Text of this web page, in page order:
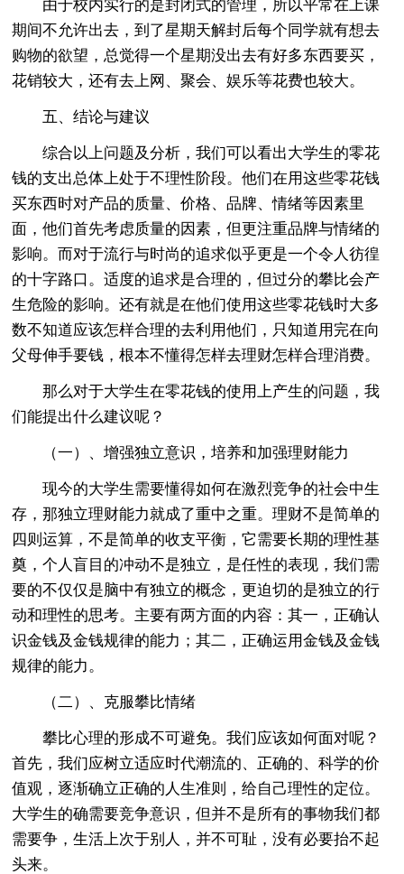
由于校内实行的是封闭式的管理，所以平常在上课
期间不允许出去，到了星期天解封后每个同学就有想去
购物的欲望，总觉得一个星期没出去有好多东西要买，
花销较大，还有去上网、聚会、娱乐等花费也较大。
五、结论与建议
综合以上问题及分析，我们可以看出大学生的零花
钱的支出总体上处于不理性阶段。他们在用这些零花钱
买东西时对产品的质量、价格、品牌、情绪等因素里
面，他们首先考虑质量的因素，但更注重品牌与情绪的
影响。而对于流行与时尚的追求似乎更是一个令人彷徨
的十字路口。适度的追求是合理的，但过分的攀比会产
生危险的影响。还有就是在他们使用这些零花钱时大多
数不知道应该怎样合理的去利用他们，只知道用完在向
父母伸手要钱，根本不懂得怎样去理财怎样合理消费。
那么对于大学生在零花钱的使用上产生的问题，我
们能提出什么建议呢？
（一）、增强独立意识，培养和加强理财能力
现今的大学生需要懂得如何在激烈竞争的社会中生
存，那独立理财能力就成了重中之重。理财不是简单的
四则运算，不是简单的收支平衡，它需要长期的理性基
奠，个人盲目的冲动不是独立，是任性的表现，我们需
要的不仅仅是脑中有独立的概念，更迫切的是独立的行
动和理性的思考。主要有两方面的内容：其一，正确认
识金钱及金钱规律的能力；其二，正确运用金钱及金钱
规律的能力。
（二）、克服攀比情绪
攀比心理的形成不可避免。我们应该如何面对呢？
首先，我们应树立适应时代潮流的、正确的、科学的价
值观，逐渐确立正确的人生准则，给自己理性的定位。
大学生的确需要竞争意识，但并不是所有的事物我们都
需要争，生活上次于别人，并不可耻，没有必要抬不起
头来。